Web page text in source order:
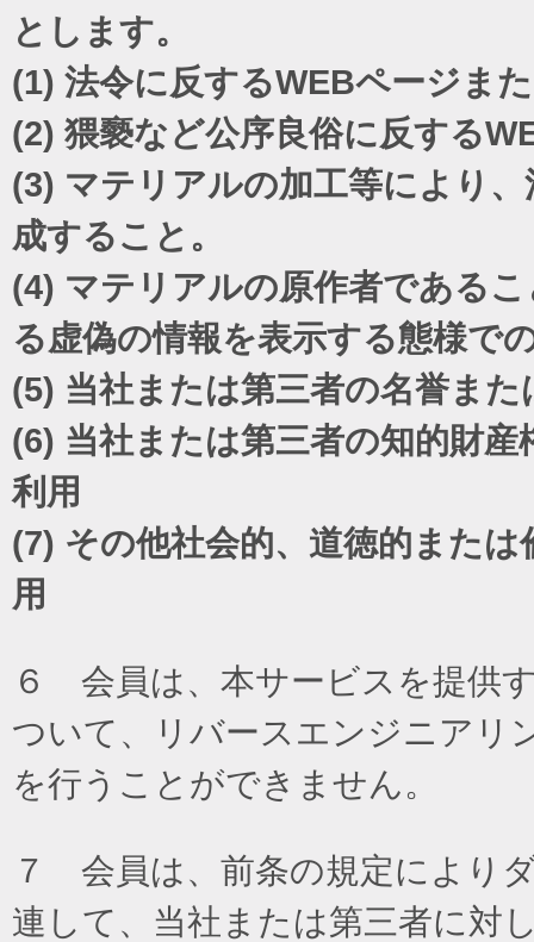
とします。
(1) 法令に反するWEBページま
(2) 猥褻など公序良俗に反する
(3) マテリアルの加工等により
成すること。
(4) マテリアルの原作者である
る虚偽の情報を表示する態様で
(5) 当社または第三者の名誉ま
(6) 当社または第三者の知的財
利用
(7) その他社会的、道徳的また
用
６ 会員は、本サービスを提供
ついて、リバースエンジニアリ
を行うことができません。
７ 会員は、前条の規定により
連して、当社または第三者に対